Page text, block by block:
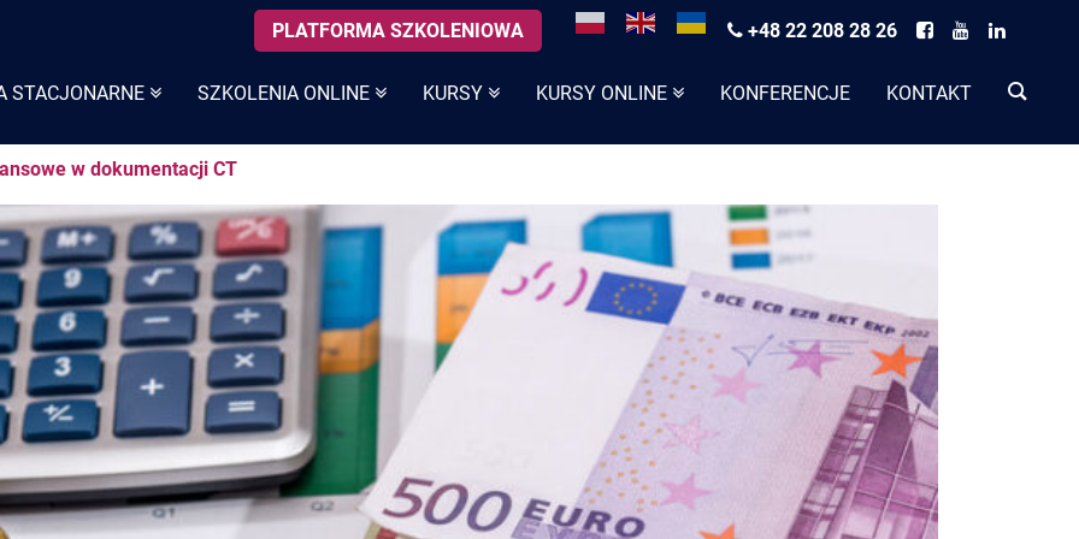
STACJONARNE SZKOLENIA ONLINE KURSY KURSY ONLINE KONFERENCJE KONTAKT
PLATFORMA SZKOLENIOWA +48 22 208 28 26
w dokumentacji CT